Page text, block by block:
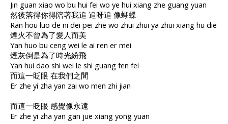
Jin guan xiao wo bu hui fei wo ye hui xiang zhe guang yuan
然後落得你得陪著我追 追呀追 像蝴蝶
Ran hou luo de ni dei pei zhe wo zhui zhui ya zhui xiang hu die
煙火不曾為了愛人而美
Yan huo bu ceng wei le ai ren er mei
煙灰倒是為了時光紛飛
Yan hui dao shi wei le shi guang fen fei
而這一眨眼 在我們之間
Er zhe yi zha yan zai wo men zhi jian
而這一眨眼 感覺像永遠
Er zhe yi zha yan gan jue xiang yong yuan